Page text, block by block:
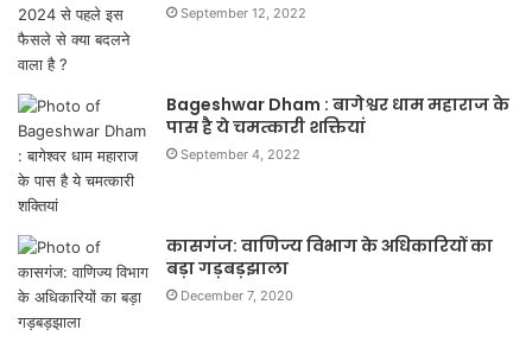
September 12, 2022
Bageshwar Dham : बागेश्वर धाम महाराज के
पास है ये चमत्कारी शक्तियां
September 4, 2022
कासगंज: वाणिज्य विभाग के अधिकारियों का
बड़ा गड़बड़झाला
December 7, 2020